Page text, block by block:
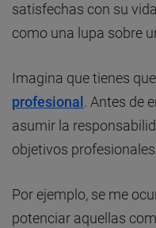
satisfechas con su
como una lupa sobre
Imagina que tienes
profesional
. Antes de
asumir la
objetivos
Por ejemplo, se me
potenciar aquellas